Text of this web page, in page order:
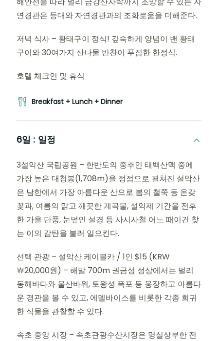
연경관은 등대와 자연경관과의 조화로움을 더해준다.
저녁 식사 – 황태구이 정식! 깊숙하게 양념이 밴 황태
구이와 30여가지 산나물 반찬이 푸짐한 한정식.
호텔 체크인 및 휴식
Breakfast + Lunch + Dinner
6일 : 일정
3설악산 국립공원 – 한반도의 중추인 태백산맥 중에
가장 높은 대청봉(1,708m)을 정점으로 펼쳐진 설악산
은 남한에서 가장 아름다운 산으로 봄의 철쭉 등 온갖
꽃과, 여름의 맑고 깨끗한 계곡물, 설악제 기간을 전후
한 가을 단풍, 눈덮인 설경 등 사시사철 어느 때이건 찾
는 이의 감탄을 불러 일으킨다.
선택 관광 – 설악산 케이블카 / 1인 $15 (KRW
￦20,000원) – 해발 700m 권금성 정상에서는 멀리
동해바다와 울산바위, 토왕성 폭포 등 웅장하고 아름다
운 경관을 볼 수 있고, 에델바이스를 비롯한 각종 희귀
한 식물을 관찰할 수 있다.
속초 중앙 시장 – 속초관광수산시장은 명실상부한 전